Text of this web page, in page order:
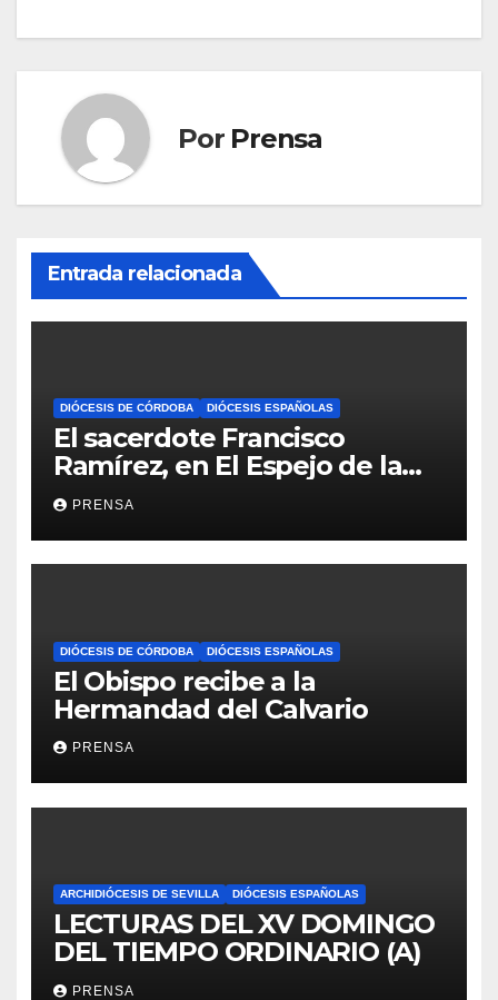
Por Prensa
Entrada relacionada
DIÓCESIS DE CÓRDOBA DIÓCESIS ESPAÑOLAS
El sacerdote Francisco
Ramírez, en El Espejo de la
Iglesia
PRENSA
DIÓCESIS DE CÓRDOBA DIÓCESIS ESPAÑOLAS
El Obispo recibe a la
Hermandad del Calvario
PRENSA
ARCHIDIÓCESIS DE SEVILLA DIÓCESIS ESPAÑOLAS
LECTURAS DEL XV DOMINGO
DEL TIEMPO ORDINARIO (A)
PRENSA